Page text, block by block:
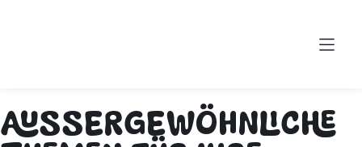
AUSSERGEWÖHNLICHE T